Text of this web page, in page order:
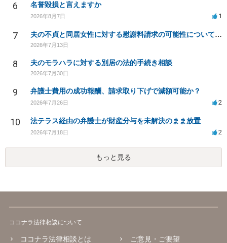
6 名誉毀損と言えますか
2026年8月7日 1
7 夫の不貞と同居女性に対する慰謝料請求の可能性について相談
2026年7月13日
8 夫のモラハラに対する別居の法的手続き相談
2026年7月30日
9 弁護士費用の成功報酬、請求取り下げで減額可能か？
2026年7月26日 2
10 法テラス経由の弁護士が財産分与を未解決のまま放置
2026年7月18日 2
もっと見る
ココナラ法律相談について
ココナラ法律相談とは ご意見・ご要望